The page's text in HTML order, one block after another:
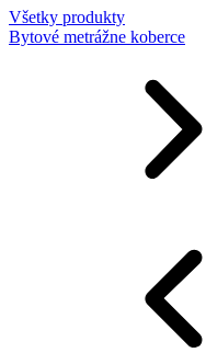
Všetky produkty
Bytové metrážne koberce